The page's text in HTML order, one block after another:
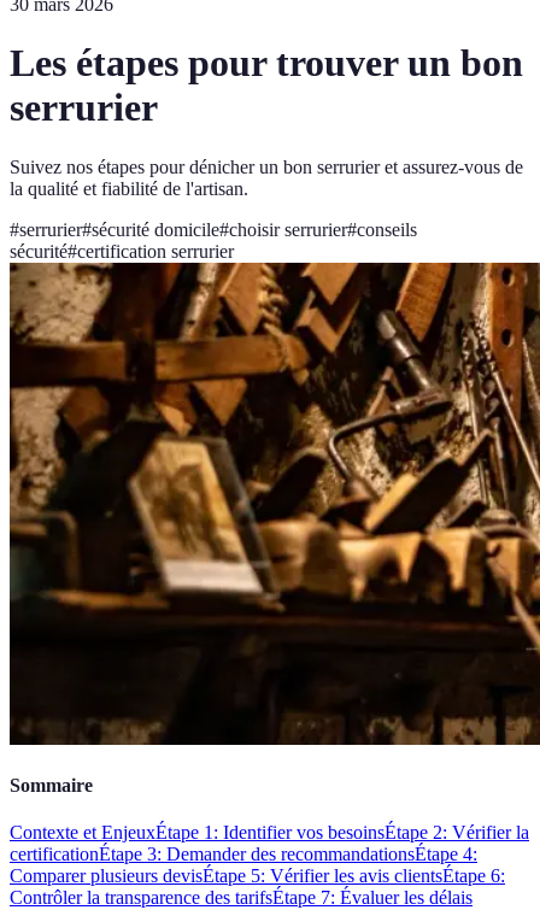
30 mars 2026
Les étapes pour trouver un bon
serrurier
Suivez nos étapes pour dénicher un bon serrurier et assurez-vous de
la qualité et fiabilité de l'artisan.
#serrurier#sécurité domicile#choisir serrurier#conseils
sécurité#certification serrurier
Sommaire
Contexte et EnjeuxÉtape 1: Identifier vos besoinsÉtape 2: Vérifier la
certificationÉtape 3: Demander des recommandationsÉtape 4:
Comparer plusieurs devisÉtape 5: Vérifier les avis clientsÉtape 6:
Contrôler la transparence des tarifsÉtape 7: Évaluer les délais